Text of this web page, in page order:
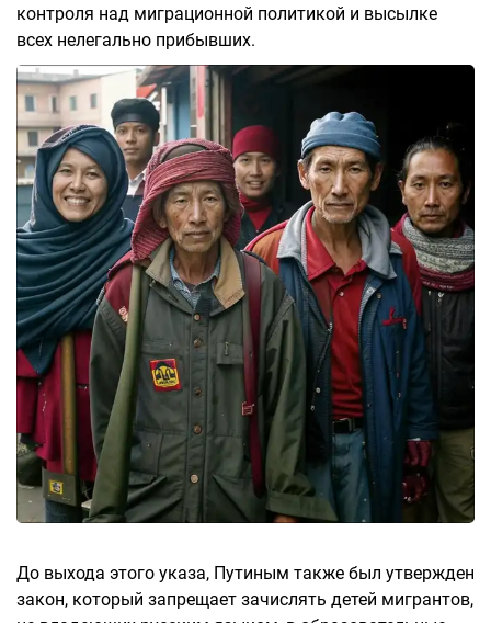
контроля над миграционной политикой и высылке
всех нелегально прибывших.
До выхода этого указа, Путиным также был утвержден
закон, который запрещает зачислять детей мигрантов,